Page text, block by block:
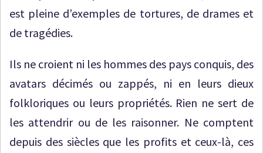
est pleine d’exemples de tortures, de drames et
de tragédies.
Ils ne croient ni les hommes des pays conquis, des
avatars décimés ou zappés, ni en leurs dieux
folkloriques ou leurs propriétés. Rien ne sert de
les attendrir ou de les raisonner. Ne comptent
depuis des siècles que les profits et ceux-là, ces